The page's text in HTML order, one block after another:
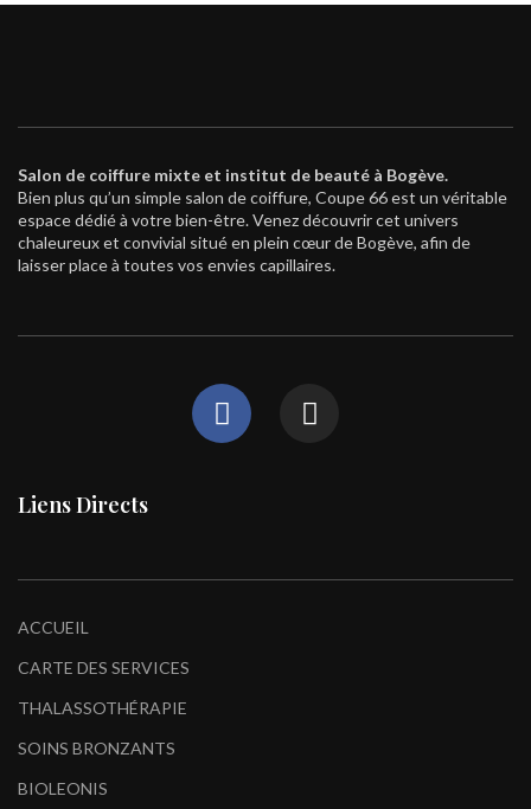
Salon de coiffure mixte et institut de beauté à Bogève.
Bien plus qu’un simple salon de coiffure, Coupe 66 est un véritable
espace dédié à votre bien-être. Venez découvrir cet univers
chaleureux et convivial situé en plein cœur de Bogève, afin de
laisser place à toutes vos envies capillaires.
Liens Directs
ACCUEIL
CARTE DES SERVICES
THALASSOTHÉRAPIE
SOINS BRONZANTS
BIOLEONIS